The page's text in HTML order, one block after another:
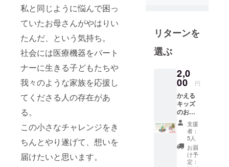
私と同じように悩んで困っ
ていたお母さんがやはりい
たんだ、という気持ち。
社会には医療機器をパート
ナーに生きる子どもたちや
我々のような家族を応援し
てくださる人の存在があ
る。
この小さなチャレンジをき
ちんとやり遂げて、想いを
届けたいと思います。
ケアの必要
な重度の子
どもたちの
自宅での入
浴習慣の研
究をしてい
ます。想い
が高じてオ
リジナルで
簡易浴槽
「かえるの
オフロ」を
リターンを
選ぶ
2,0
00 円
かえる
キッズ
のお助
け隊へ
の応援
の気持
ちA お
礼のハ
ガキ
支援
者：
5人
お届
け予
定：